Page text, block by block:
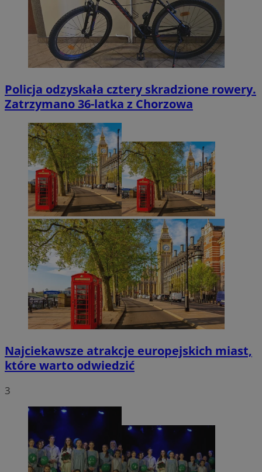
Policja odzyskała cztery skradzione rowery.
Zatrzymano 36-latka z Chorzowa
Najciekawsze atrakcje europejskich miast,
które warto odwiedzić
3